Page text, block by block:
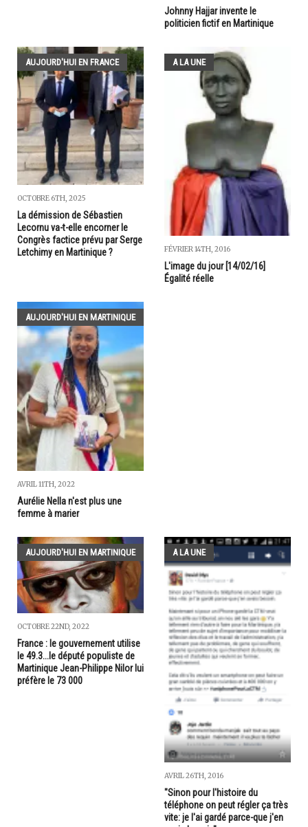
Johnny Hajjar invente le
politicien fictif en Martinique
AUJOURD'HUI EN FRANCE
OCTOBRE 6TH, 2025
La démission de Sébastien
Lecornu va-t-elle encorner le
Congrès factice prévu par Serge
Letchimy en Martinique ?
A LA UNE
FÉVRIER 14TH, 2016
L'image du jour [14/02/16]
Égalité réelle
AUJOURD'HUI EN MARTINIQUE
AVRIL 11TH, 2022
Aurélie Nella n'est plus une
femme à marier
AUJOURD'HUI EN MARTINIQUE
OCTOBRE 22ND, 2022
France : le gouvernement utilise
le 49.3...le député populiste de
Martinique Jean-Philippe Nilor lui
préfère le 73 000
A LA UNE
AVRIL 26TH, 2016
"Sinon pour l'histoire du
téléphone on peut régler ça très
vite: je l'ai gardé parce-que j'en